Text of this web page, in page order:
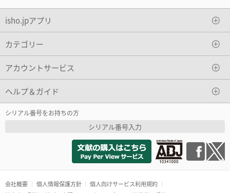
isho.jpアプリ
カテゴリー
アカウントサービス
ヘルプ＆ガイド
シリアル番号をお持ちの方
シリアル番号入力
会社概要 個人情報保護方針
個人向けサービス利用規約